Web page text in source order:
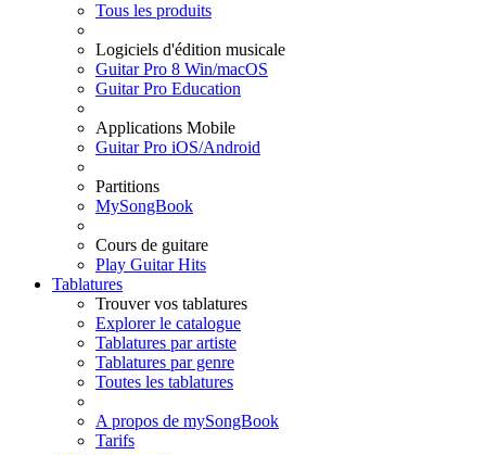
Tous les produits
Logiciels d'édition musicale
Guitar Pro 8 Win/macOS
Guitar Pro Education
Applications Mobile
Guitar Pro iOS/Android
Partitions
MySongBook
Cours de guitare
Play Guitar Hits
Tablatures
Trouver vos tablatures
Explorer le catalogue
Tablatures par artiste
Tablatures par genre
Toutes les tablatures
A propos de mySongBook
Tarifs